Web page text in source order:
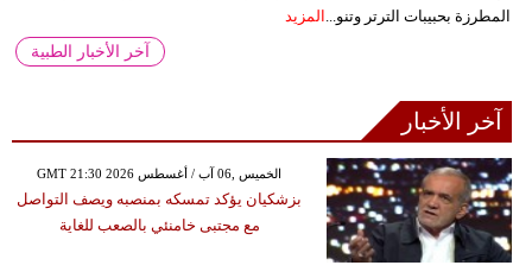
المطرزة بحبيبات الترتر وتنو...
المزيد
آخر الأخبار الطبية
آخر الأخبار
GMT 21:30 2026 الخميس ,06 آب / أغسطس
بزشكيان يؤكد تمسكه بمنصبه ويصف التواصل
مع مجتبى خامنئي بالصعب للغاية